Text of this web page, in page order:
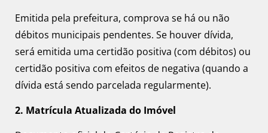
Emitida pela prefeitura, comprova se há ou não
débitos municipais pendentes. Se houver dívida,
será emitida uma certidão positiva (com débitos) ou
certidão positiva com efeitos de negativa (quando a
dívida está sendo parcelada regularmente).
2. Matrícula Atualizada do Imóvel